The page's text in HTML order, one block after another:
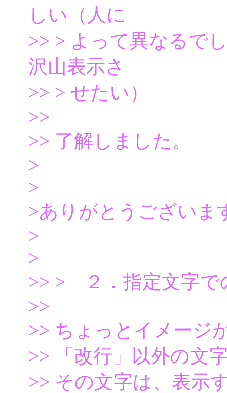
しい（人に
>> > よって異なるで
沢山表示さ
>> > せたい）
>>
>> 了解しました。
>
>
>ありがとうございま
>
>
>> > ２．指定文字で
>>
>> ちょっとイメージ
>> 「改行」以外の文
>> その文字は、表示